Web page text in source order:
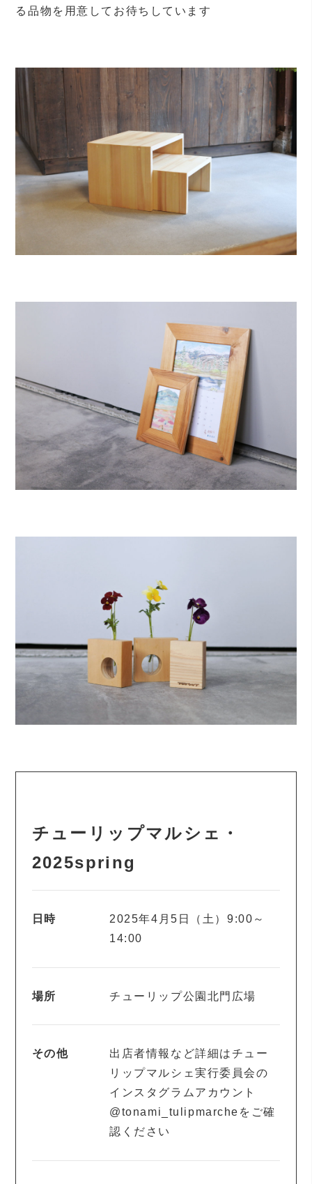
る品物を用意してお待ちしています
チューリップマルシェ・
2025spring
日時
2025年4月5日（土）9:00～
14:00
場所 チューリップ公園北門広場
その他
出店者情報など詳細はチュー
リップマルシェ実行委員会の
インスタグラムアカウント
@tonami_tulipmarcheをご確
認ください